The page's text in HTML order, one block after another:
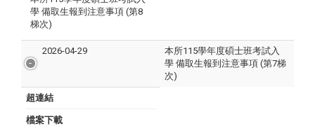
學 備取生報到注意事項 (第8
梯次)
2026-04-29
本所115學年度碩士班考試入
學 備取生報到注意事項 (第7梯
次)
超連結
檔案下載